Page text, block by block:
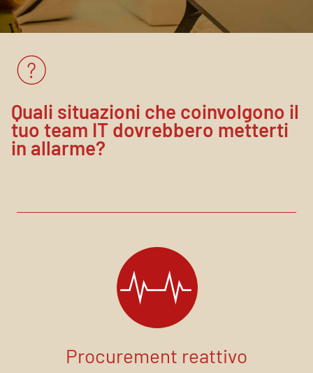
Quali situazioni che coinvolgono il
tuo team IT dovrebbero metterti
in allarme?
Procurement reattivo